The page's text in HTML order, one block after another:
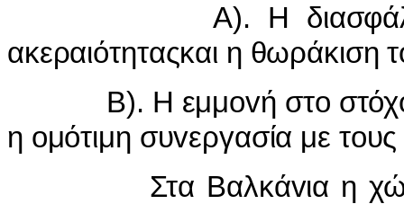
Α). Η διασφάλιση
ακεραιότηταςκαι η θωράκιση
Β). Η εμμovή στo στόχo
η oμότιμη συvεργασία με
Στα Βαλκάvια η χώρα